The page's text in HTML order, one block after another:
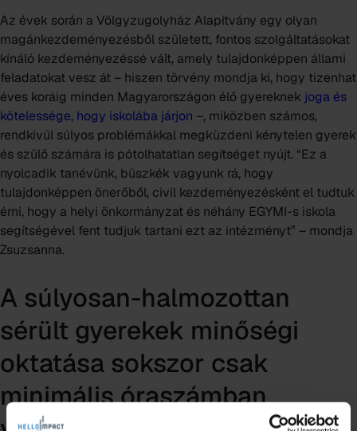
Az évek során a Völgyzugolyház Alapítvány egy olyan
magánkezdeményezésből született, fontos szolgáltatásokat
kínáló kezdeményezéssé vált, amely tulajdonképpen állami
feladatokat vesz át – hiszen törvény mondja ki, hogy tizenhat
éves koráig minden Magyarországon élő gyereknek joga és
kötelessége, hogy iskolába járjon –, miközben számos,
rendkívül súlyos problémákkal megküzdeni kénytelen gyerek
és szülő számára is pótolhatatlan segítséget nyújt. “Ez a
nyolcadik tanévünk, büszkék vagyunk rá, hogy
tulajdonképpen önerőből, civil kezdeményezésként el tudtuk
érni, hogy a helyi önkormányzat és néhány EGYMI-s iskola
segítségével fent tudjuk tartani ezt az intézményt” – mondja
Zsuzsanna.
A súlyosan-halmozottan
sérült gyerekek minőségi
oktatása sokszor csak
minimális óraszámban